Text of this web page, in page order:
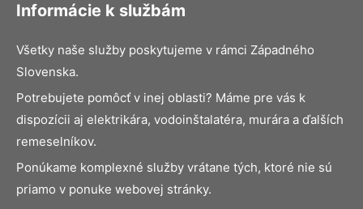
Informácie k službám
Všetky naše služby poskytujeme v rámci Západného
Slovenska.
Potrebujete pomôcť v inej oblasti? Máme pre vás k
dispozícii aj elektrikára, vodoinštalatéra, murára a ďalších
remeselníkov.
Ponúkame komplexné služby vrátane tých, ktoré nie sú
priamo v ponuke webovej stránky.